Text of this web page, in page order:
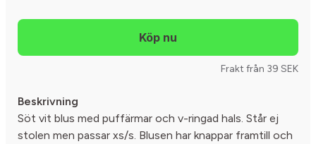
Frakt från 39 SEK
Beskrivning
Söt vit blus med puffärmar och v-ringad hals. Står ej
stolen men passar xs/s. Blusen har knappar framtill och